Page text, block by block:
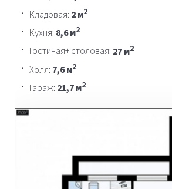
Кладовая: 2 м2
Кухня: 8,6 м2
Гостиная+ столовая: 27 м2
Холл: 7,6 м2
Гараж: 21,7 м2